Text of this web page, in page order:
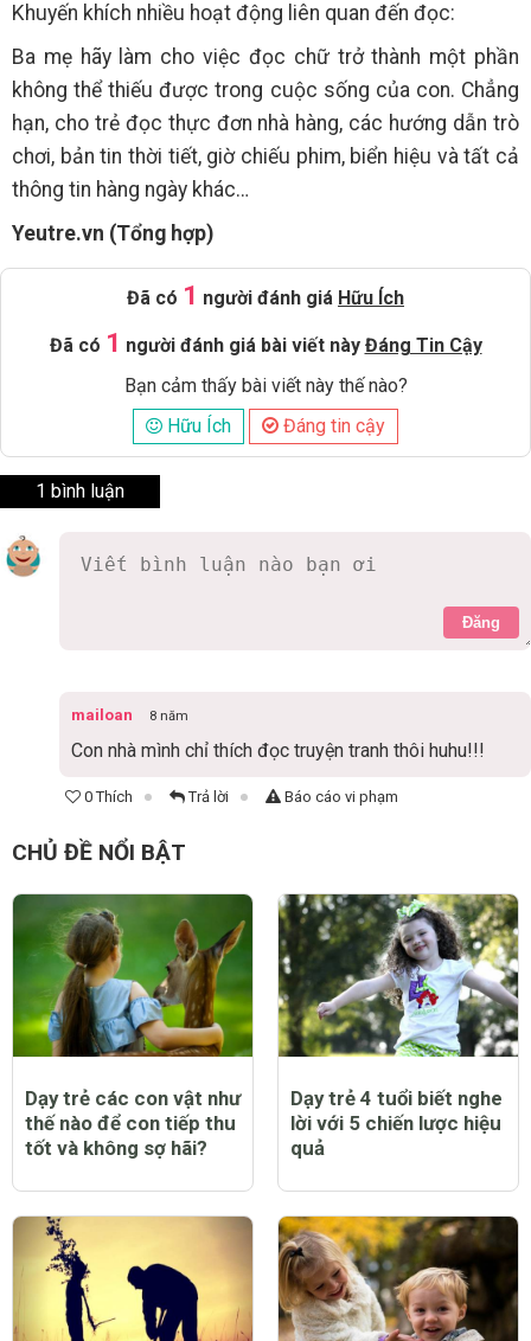
Khuyến khích nhiều hoạt động liên quan đến đọc:
Ba mẹ hãy làm cho việc đọc chữ trở thành một phần
không thể thiếu được trong cuộc sống của con. Chẳng
hạn, cho trẻ đọc thực đơn nhà hàng, các hướng dẫn trò
chơi, bản tin thời tiết, giờ chiếu phim, biển hiệu và tất cả
thông tin hàng ngày khác…
Yeutre.vn (Tổng hợp)
Đã có 1 người đánh giá Hữu Ích
Đã có 1 người đánh giá bài viết này Đáng Tin Cậy
Bạn cảm thấy bài viết này thế nào?
Hữu Ích
Đáng tin cậy
1 bình luận
Đăng
mailoan 8 năm
Con nhà mình chỉ thích đọc truyện tranh thôi huhu!!!
0 Thích Trả lời Báo cáo vi phạm
CHỦ ĐỀ NỔI BẬT
Dạy trẻ các con vật như
thế nào để con tiếp thu
tốt và không sợ hãi?
Dạy trẻ 4 tuổi biết nghe
lời với 5 chiến lược hiệu
quả